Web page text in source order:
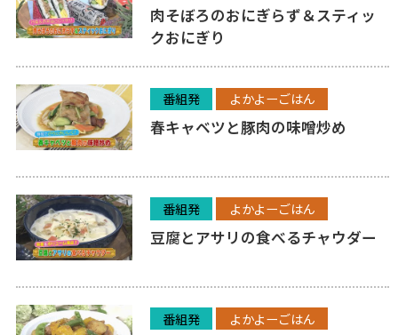
肉そぼろのおにぎらず＆スティッ
クおにぎり
番組発 よかよーごはん
春キャベツと豚肉の味噌炒め
番組発 よかよーごはん
豆腐とアサリの食べるチャウダー
番組発 よかよーごはん